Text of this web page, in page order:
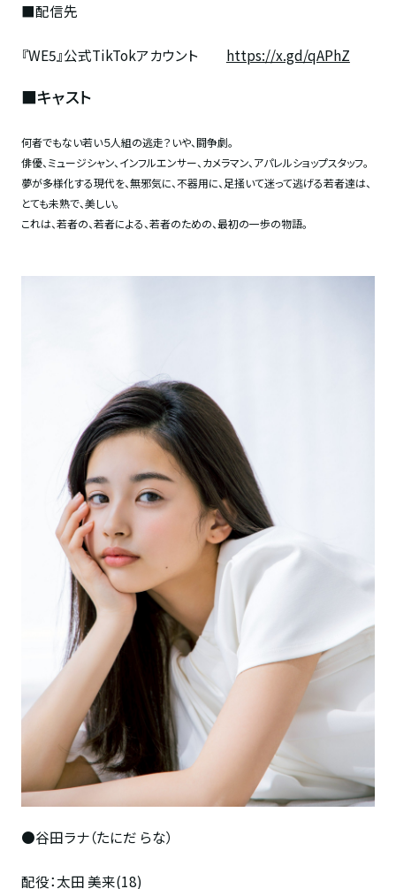
■配信先
『WE5』公式TikTokアカウント https://x.gd/qAPhZ
■キャスト
何者でもない若い５人組の逃走？いや、闘争劇。
俳優、ミュージシャン、インフルエンサー、カメラマン、アパレルショップスタッフ。
夢が多様化する現代を、無邪気に、不器用に、足掻いて迷って逃げる若者達は、
とても未熟で、美しい。
これは、若者の、若者による、若者のための、最初の一歩の物語。
●谷田ラナ（たにだ らな）
配役：太田 美来(18)